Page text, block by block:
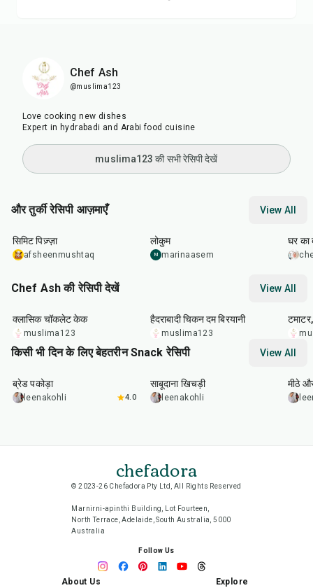
Chef Ash
@muslima123
Love cooking new dishes
muslima123 की सभी रेसिपी देखें
और तुर्की रेसिपी आज़माएँ View All
48min
सिमिट पिज़्ज़ा
afsheenmushtaq
लोकुम
M marinaasem
घर का
Chef Ash की रेसिपी देखें View All
क्लासिक चॉकलेट केक
muslima123
हैदराबादी चिकन दम बिरयानी
muslima123
किसी भी दिन के लिए बेहतरीन Snack रेसिपी View All
15
ब्रेड पकोड़ा
leenakohli 4.0
hr 20
साबूदाना खिचड़ी
leenakohli
मीठे
chefadora
© 2023-26 Chefadora Pty Ltd, All Rights Reserved
Marnirni-apinthi Building, Lot Fourteen,
North Terrace, Adelaide, South Australia, 5000
Australia
Follow Us
About Us Explore